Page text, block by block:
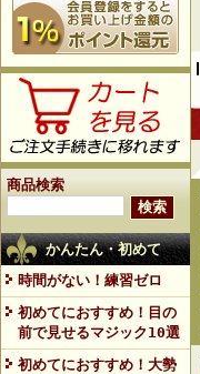
商品検索
かんたん・初めて
時間がない！練習ゼロ
初めてにおすすめ！目の
前で見せるマジック10選
初めてにおすすめ！大勢